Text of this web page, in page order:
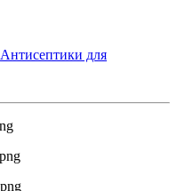
Антисептики для